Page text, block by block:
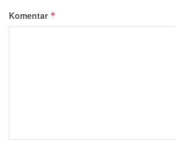
Komentar *